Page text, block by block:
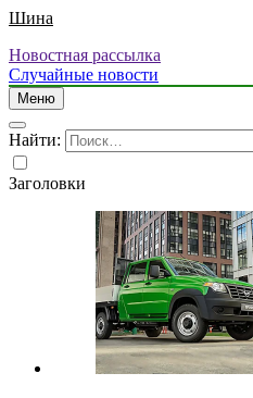
Шина
Новостная рассылка
Случайные новости
Меню
Найти:
Заголовки